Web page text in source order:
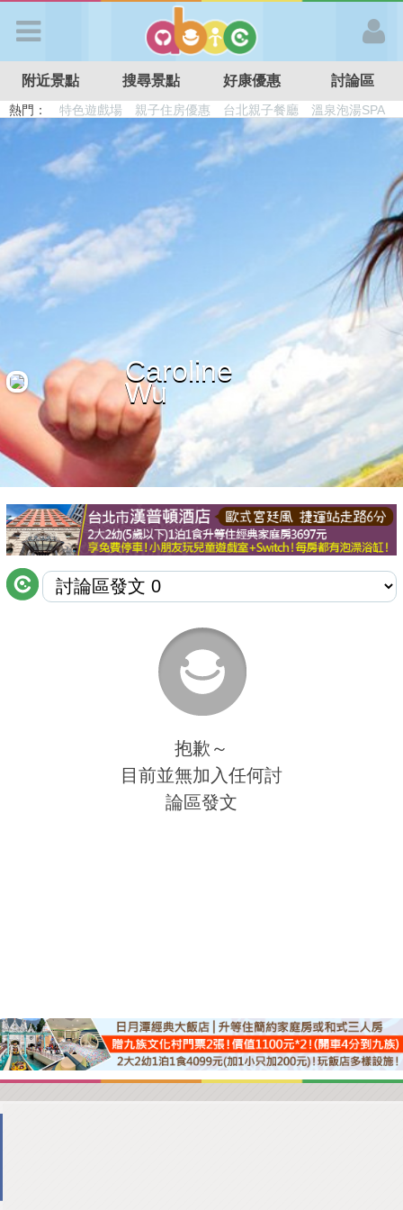
APP登入
首 頁
搜尋景點
好康優惠
最新留言
商家合作
推薦景點
討論區
聯絡我們
附近景點 搜尋景點 好康優惠 討論區
熱門： 特色遊戲場 親子住房優惠 台北親子餐廳
溫泉泡湯SPA
溜滑梯民宿
觀光工廠 日本親子景點
Caroline
Wu
抱歉～
目前並無加入任何討
論區發文